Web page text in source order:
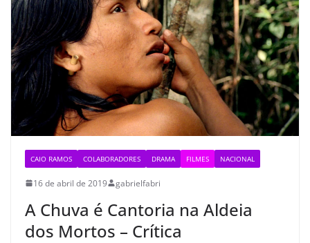
CAIO RAMOS COLABORADORES DRAMA FILMES NACIONAL
16 de abril de 2019 gabrielfabri
A Chuva é Cantoria na Aldeia
dos Mortos – Crítica